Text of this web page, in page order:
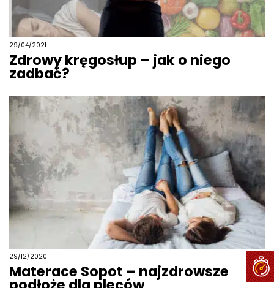
29/04/2021
Zdrowy kręgosłup – jak o niego
zadbać?
29/12/2020
Materace Sopot – najzdrowsze